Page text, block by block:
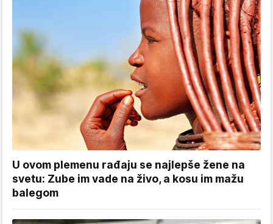
U ovom plemenu rađaju se najlepše žene na
svetu: Zube im vade na živo, a kosu im mažu
balegom